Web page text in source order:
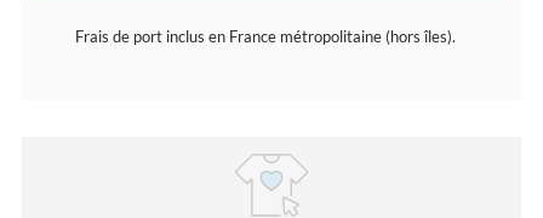
Frais de port inclus en France métropolitaine (hors îles).